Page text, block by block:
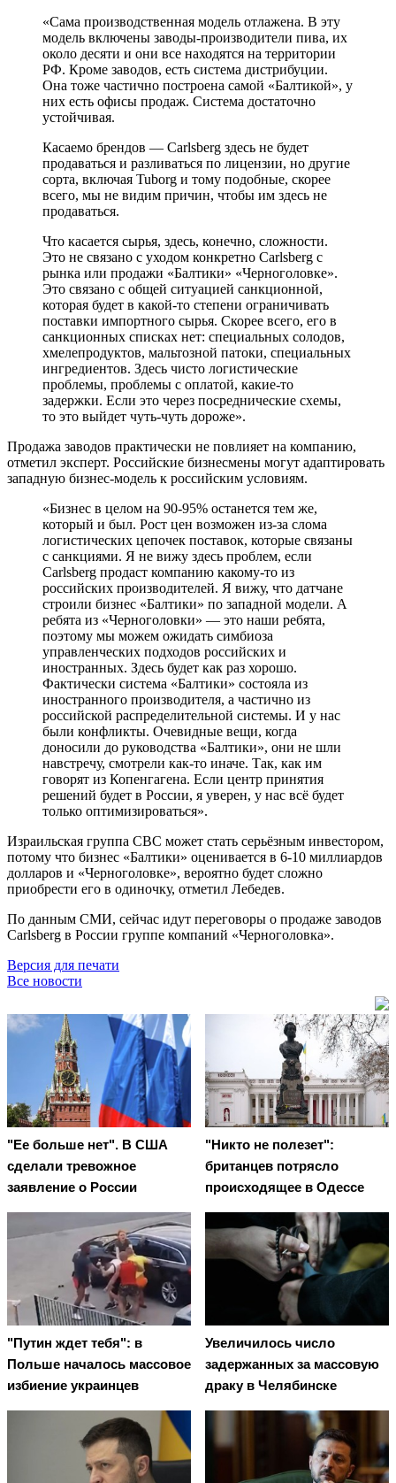
«Сама производственная модель отлажена. В эту
модель включены заводы-производители пива, их
около десяти и они все находятся на территории
РФ. Кроме заводов, есть система дистрибуции.
Она тоже частично построена самой «Балтикой», у
них есть офисы продаж. Система достаточно
устойчивая.
Касаемо брендов — Carlsberg здесь не будет
продаваться и разливаться по лицензии, но другие
сорта, включая Tuborg и тому подобные, скорее
всего, мы не видим причин, чтобы им здесь не
продаваться.
Что касается сырья, здесь, конечно, сложности.
Это не связано с уходом конкретно Carlsberg с
рынка или продажи «Балтики» «Черноголовке».
Это связано с общей ситуацией санкционной,
которая будет в какой-то степени ограничивать
поставки импортного сырья. Скорее всего, его в
санкционных списках нет: специальных солодов,
хмелепродуктов, мальтозной патоки, специальных
ингредиентов. Здесь чисто логистические
проблемы, проблемы с оплатой, какие-то
задержки. Если это через посреднические схемы,
то это выйдет чуть-чуть дороже».
Продажа заводов практически не повлияет на компанию,
отметил эксперт. Российские бизнесмены могут адаптировать
западную бизнес-модель к российским условиям.
«Бизнес в целом на 90-95% останется тем же,
который и был. Рост цен возможен из-за слома
логистических цепочек поставок, которые связаны
с санкциями. Я не вижу здесь проблем, если
Carlsberg продаст компанию какому-то из
российских производителей. Я вижу, что датчане
строили бизнес «Балтики» по западной модели. А
ребята из «Черноголовки» — это наши ребята,
поэтому мы можем ожидать симбиоза
управленческих подходов российских и
иностранных. Здесь будет как раз хорошо.
Фактически система «Балтики» состояла из
иностранного производителя, а частично из
российской распределительной системы. И у нас
были конфликты. Очевидные вещи, когда
доносили до руководства «Балтики», они не шли
навстречу, смотрели как-то иначе. Так, как им
говорят из Копенгагена. Если центр принятия
решений будет в России, я уверен, у нас всё будет
только оптимизироваться».
Израильская группа CBC может стать серьёзным инвестором,
потому что бизнес «Балтики» оценивается в 6-10 миллиардов
долларов и «Черноголовке», вероятно будет сложно
приобрести его в одиночку, отметил Лебедев.
По данным СМИ, сейчас идут переговоры о продаже заводов
Carlsberg в России группе компаний «Черноголовка».
Версия для печати
Все новости
"Ее больше нет". В США
сделали тревожное
заявление о России
"Никто не полезет":
британцев потрясло
происходящее в Одессе
"Путин ждет тебя": в
Польше началось массовое
избиение украинцев
Увеличилось число
задержанных за массовую
драку в Челябинске